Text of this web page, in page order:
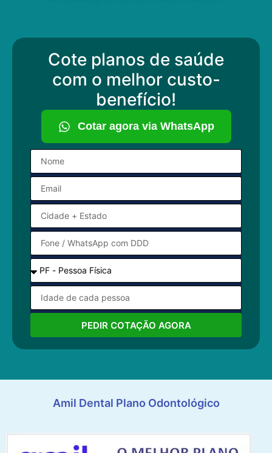
Cote planos de saúde
com o melhor custo-
benefício!
Cotar agora via WhatsApp
PEDIR COTAÇÃO AGORA
Amil Dental Plano Odontológico